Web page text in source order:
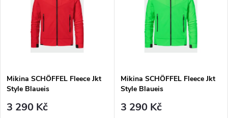
p
r
Abecedně
s
p
Mikina SCHÖFFEL Fleece Jkt
Style Blaueis
3 290 Kč
Mikina SCHÖFFEL Fleece Jkt
Style Blaueis
3 290 Kč